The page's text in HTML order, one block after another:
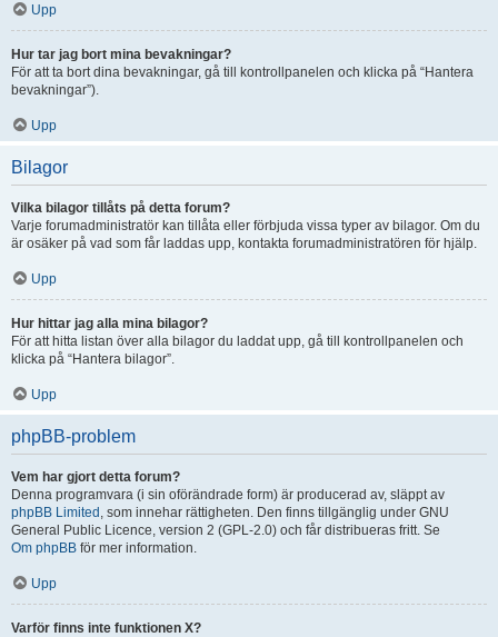
Upp
Hur tar jag bort mina bevakningar?
För att ta bort dina bevakningar, gå till kontrollpanelen och klicka på “Hantera
bevakningar”).
Upp
Bilagor
Vilka bilagor tillåts på detta forum?
Varje forumadministratör kan tillåta eller förbjuda vissa typer av bilagor. Om du
är osäker på vad som får laddas upp, kontakta forumadministratören för hjälp.
Upp
Hur hittar jag alla mina bilagor?
För att hitta listan över alla bilagor du laddat upp, gå till kontrollpanelen och
klicka på “Hantera bilagor”.
Upp
phpBB-problem
Vem har gjort detta forum?
Denna programvara (i sin oförändrade form) är producerad av, släppt av
phpBB Limited , som innehar rättigheten. Den finns tillgänglig under GNU
General Public Licence, version 2 (GPL-2.0) och får distribueras fritt. Se
Om phpBB för mer information.
Upp
Varför finns inte funktionen X?